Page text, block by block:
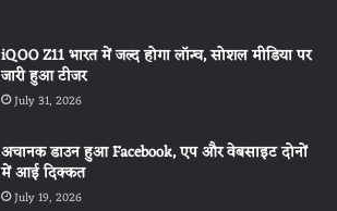
iQOO Z11 भारत में जल्द होगा लॉन्च, सोशल मीडिया पर
जारी हुआ टीजर
July 31, 2026
अचानक डाउन हुआ Facebook, एप और वेबसाइट दोनों
में आई दिक्कत
July 19, 2026